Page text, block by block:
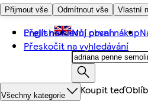
Přijmout vše Odmítnout vše Vlastní
Přejít na hlavní obsah
Přeskočit na vyhledávání
English Můj první nákup
Všechny kategorie Koupit teď